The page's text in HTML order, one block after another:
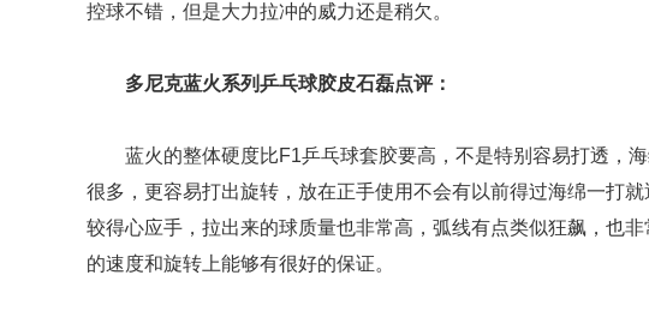
控球不错，但是大力拉冲的威力还是稍欠。
多尼克蓝火系列乒乓球胶皮石磊点评：
蓝火的整体硬度比F1乒乓球套胶要高，不是特别容易打透，
很多，更容易打出旋转，放在正手使用不会有以前得过海绵一打
较得心应手，拉出来的球质量也非常高，弧线有点类似狂飙，也
的速度和旋转上能够有很好的保证。